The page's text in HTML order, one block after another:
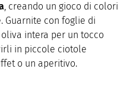
, creando un gioco di colori
Guarnite con foglie di
intera per un tocco
in piccole ciotole
o un aperitivo.